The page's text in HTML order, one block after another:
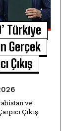
Türkiye
Gerçek
Çıkış
ve
Çıkış